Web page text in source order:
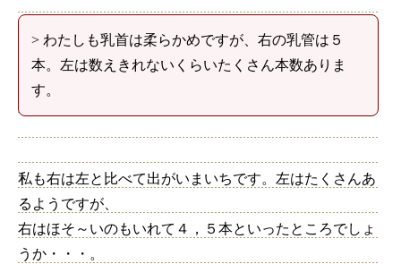
> わたしも乳首は柔らかめですが、右の乳管は５
本。左は数えきれないくらいたくさん本数ありま
す。
私も右は左と比べて出がいまいちです。左はたくさんあ
るようですが、
右はほそ～いのもいれて４，５本といったところでしょ
うか・・・。